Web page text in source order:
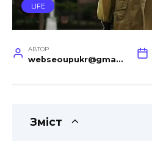
LIFE
АВТОР
webseoupukr@gmail.com
Зміст